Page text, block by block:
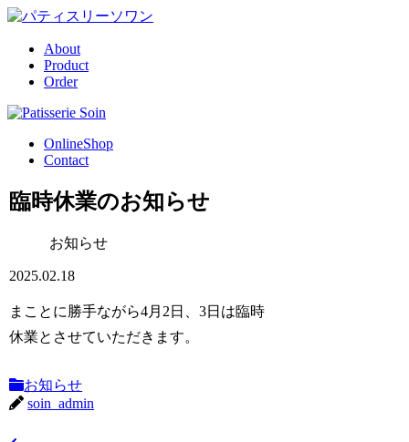
About
Product
Order
OnlineShop
Contact
臨時休業のお知らせ
お知らせ
2025.02.18
まことに勝手ながら4月2日、3日は臨時
休業とさせていただきます。
お知らせ
soin_admin